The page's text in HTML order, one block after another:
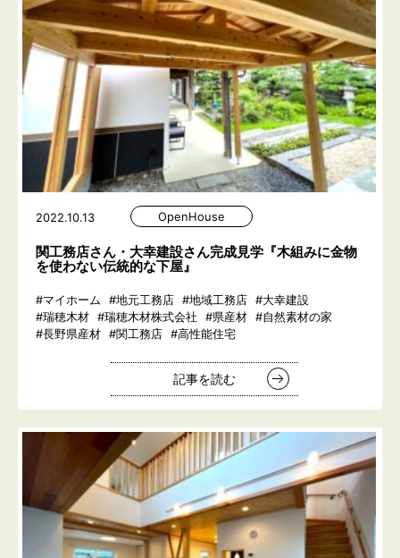
2022.10.13 OpenHouse
関工務店さん・大幸建設さん完成見学『木組みに金物
を使わない伝統的な下屋』
#マイホーム #地元工務店 #地域工務店 #大幸建設
#瑞穂木材 #瑞穂木材株式会社 #県産材 #自然素材の家
#長野県産材 #関工務店 #高性能住宅
記事を読む